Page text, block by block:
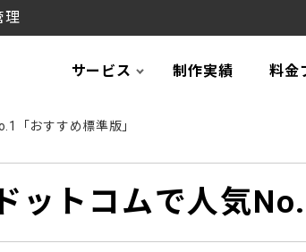
理
サービス 制作実績 料金
「おすすめ標準版」
ットコムで人気